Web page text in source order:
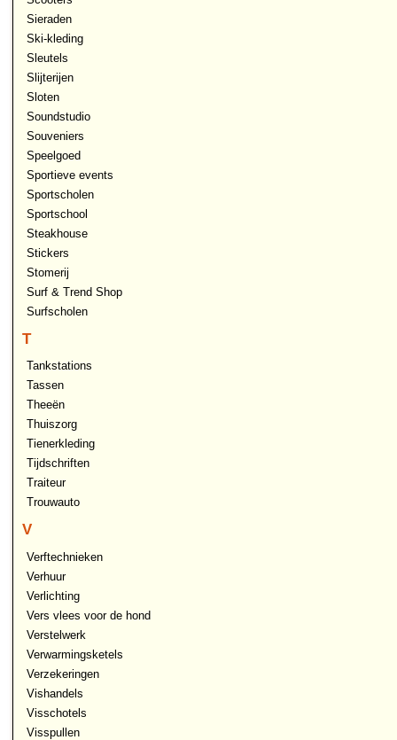
Sieraden
Ski-kleding
Sleutels
Slijterijen
Sloten
Soundstudio
Souveniers
Speelgoed
Sportieve events
Sportscholen
Sportschool
Steakhouse
Stickers
Stomerij
Surf & Trend Shop
Surfscholen
T
Tankstations
Tassen
Theeën
Thuiszorg
Tienerkleding
Tijdschriften
Traiteur
Trouwauto
V
Verftechnieken
Verhuur
Verlichting
Vers vlees voor de hond
Verstelwerk
Verwarmingsketels
Verzekeringen
Vishandels
Visschotels
Visspullen